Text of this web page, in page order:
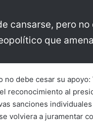
cansarse, pero
que
debe cesar su
reconocimiento al
sanciones
volviera a juramentar